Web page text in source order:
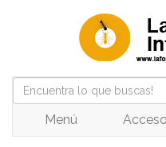
Menú Acceso